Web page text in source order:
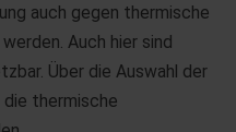
auch gegen thermische
Auch hier sind
Über die Auswahl der
die thermische